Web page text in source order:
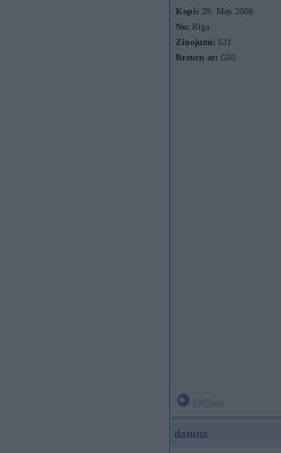
Kopš: 29. May 2008
No: Rīga
Ziņojumi: 631
Braucu ar: G05
damnz